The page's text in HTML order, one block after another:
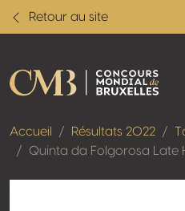
Retour au site
Accueil Résultats 2022
Quinta da Folgorosa Late